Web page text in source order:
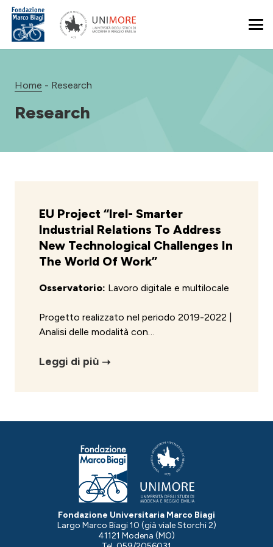
Home - Research
Research
EU Project “Irel- Smarter
Industrial Relations To Address
New Technological Challenges In
The World Of Work”
Osservatorio: Lavoro digitale e multilocale
Progetto realizzato nel periodo 2019-2022 |
Analisi delle modalità con…
Leggi di più
Fondazione Universitaria Marco Biagi
Largo Marco Biagi 10 (già viale Storchi 2)
41121 Modena (MO)